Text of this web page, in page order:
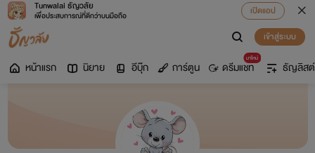
Tunwalai ธัญวลัย
เพื่อประสบการณ์ที่ดีกว่าบนมือถือ
เปิดแอป
เข้าสู่ระบบ
หน้าแรก นิยาย อีบุ๊ก การ์ตูน
มาใหม่
ดรีมแชท ธัญลิสต์